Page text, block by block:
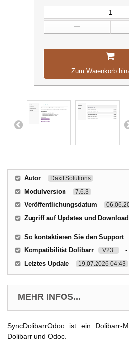
Zum Warenkorb
Autor Daxit Solutions
Modulversion 7.6.3
Veröffentlichungsdatum
Zugriff auf Updates und
So kontaktieren Sie den Support
Kompatibilität Dolibarr V23+ -
Letztes Update 19.07.2026 04:43
MEHR INFOS...
SyncDolibarrOdoo ist ein Dolibarr-
Dolibarr und Odoo.